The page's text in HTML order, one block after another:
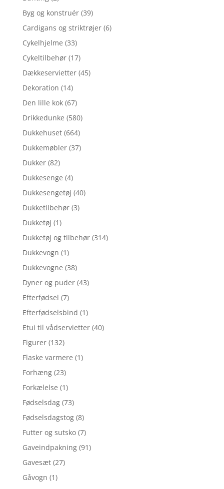
Byg og konstruér (39)
Cardigans og striktrøjer (6)
Cykelhjelme (33)
Cykeltilbehør (17)
Dækkeservietter (45)
Dekoration (14)
Den lille kok (67)
Drikkedunke (580)
Dukkehuset (664)
Dukkemøbler (37)
Dukker (82)
Dukkesenge (4)
Dukkesengetøj (40)
Dukketilbehør (3)
Dukketøj (1)
Dukketøj og tilbehør (314)
Dukkevogn (1)
Dukkevogne (38)
Dyner og puder (43)
Efterfødsel (7)
Efterfødselsbind (1)
Etui til vådservietter (40)
Figurer (132)
Flaske varmere (1)
Forhæng (23)
Forkælelse (1)
Fødselsdag (73)
Fødselsdagstog (8)
Futter og sutsko (7)
Gaveindpakning (91)
Gavesæt (27)
Gåvogn (1)